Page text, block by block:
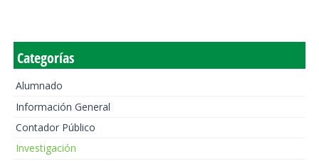
Categorías
Alumnado
Información General
Contador Público
Investigación